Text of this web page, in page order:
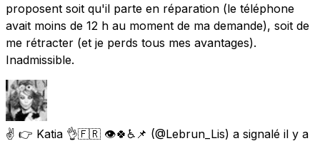
proposent soit qu'il parte en réparation (le téléphone
avait moins de 12 h au moment de ma demande), soit de
me rétracter (et je perds tous mes avantages). ​
Inadmissible.
✌️ 👉 Katia 👌🇫🇷 👁️🍀♿📌 (@Lebrun_Lis) a signalé il y a